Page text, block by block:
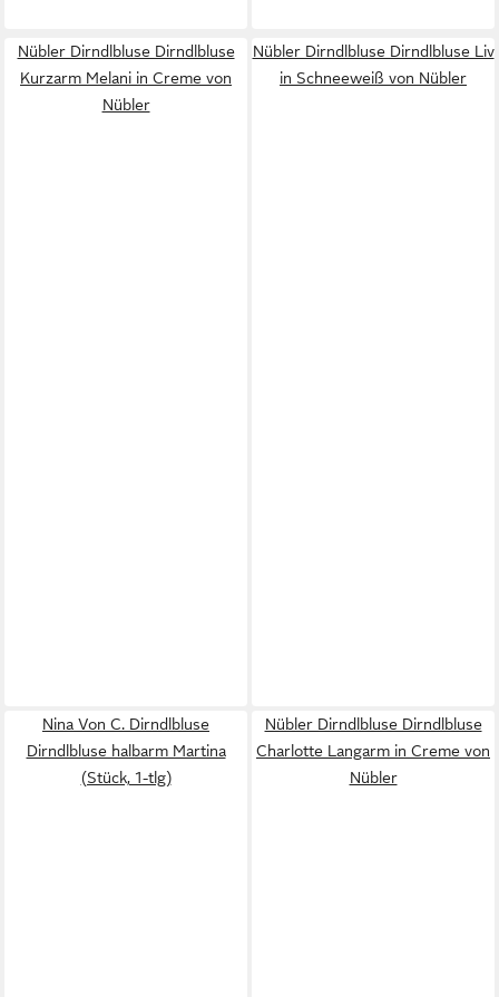
Nübler Dirndlbluse Dirndlbluse
Kurzarm Melani in Creme von
Nübler
Nübler Dirndlbluse Dirndlbluse Liv
in Schneeweiß von Nübler
Nina Von C. Dirndlbluse
Dirndlbluse halbarm Martina
(Stück, 1-tlg)
Nübler Dirndlbluse Dirndlbluse
Charlotte Langarm in Creme von
Nübler